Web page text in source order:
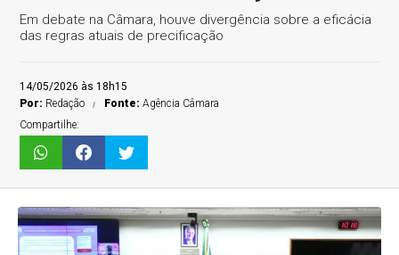
Em debate na Câmara, houve divergência sobre a eficácia
das regras atuais de precificação
14/05/2026 às 18h15
Por: Redação Fonte:Agência Câmara
Compartilhe: